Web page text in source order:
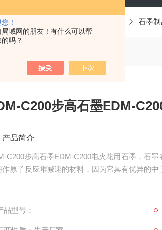
！
局域网的朋友！有什么可以帮
的吗？
首页 石墨制
C200步高石墨EDM-
产品简介
C200步高石墨EDM-C200电火花用石墨，石
作原子反应堆减速的材料，因为它具有优异的中
品型号：